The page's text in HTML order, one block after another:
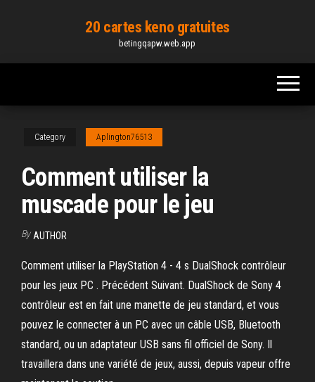
content
20 cartes keno gratuites
betingqapw.web.app
Category Aplington76513
Comment utiliser la
muscade pour le jeu
By AUTHOR
Comment utiliser la PlayStation 4 - 4 s DualShock contrôleur
pour les jeux PC . Précédent Suivant. DualShock de Sony 4
contrôleur est en fait une manette de jeu standard, et vous
pouvez le connecter à un PC avec un câble USB, Bluetooth
standard, ou un adaptateur USB sans fil officiel de Sony. Il
travaillera dans une variété de jeux, aussi, depuis vapeur offre